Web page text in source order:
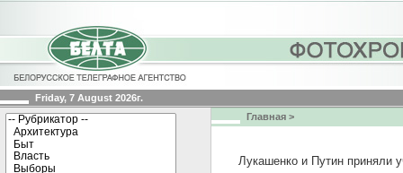
Friday, 7 August 2026г.
Главная >
Лукашенко и Путин приняли